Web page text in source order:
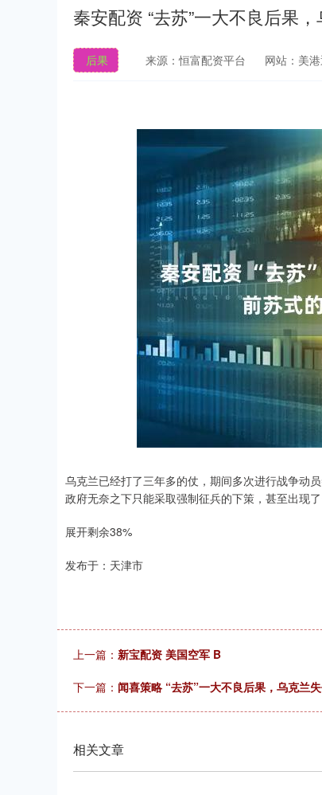
秦安配资 “去苏”一大不良后果
后果 来源：恒富配资平台 网站：美
乌克兰已经打了三年多的仗，期间多次进行战争动
政府无奈之下只能采取强制征兵的下策，甚至出现了
展开剩余38%
发布于：天津市
上一篇： 新宝配资 美国空军 B
下一篇： 闻喜策略 “去苏”一大不良后果，乌克兰
相关文章
14311.01 200.89